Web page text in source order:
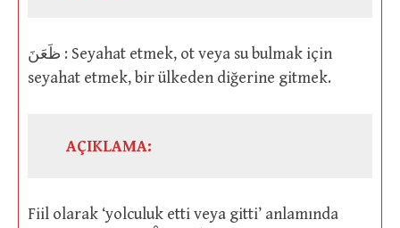
ظَعَنَ : Seyahat etmek, ot veya su bulmak için
seyahat etmek, bir ülkeden diğerine gitmek.
AÇIKLAMA:
Fiil olarak ‘yolculuk etti veya gitti’ anlamında